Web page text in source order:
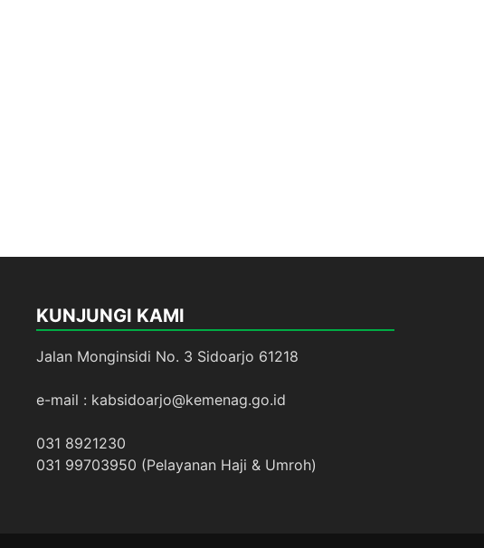
KUNJUNGI KAMI
Jalan Monginsidi No. 3 Sidoarjo 61218
e-mail : kabsidoarjo@kemenag.go.id
031 8921230
031 99703950 (Pelayanan Haji & Umroh)